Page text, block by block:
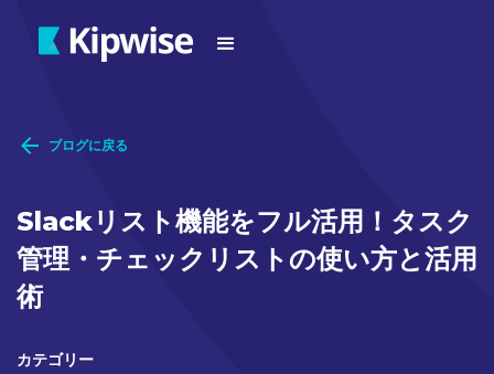
ブログに戻る
Slackリスト機能をフル活用！タスク
管理・チェックリストの使い方と活用
術
カテゴリー